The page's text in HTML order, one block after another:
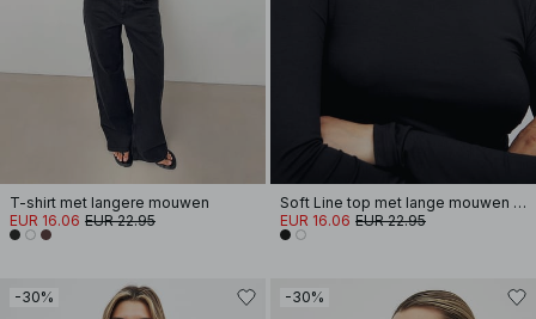
T-shirt met langere mouwen
EUR 16.06 EUR 22.95
Soft Line top met lange mouwen en trechterhals
EUR 16.06 EUR 22.95
-30% -30%